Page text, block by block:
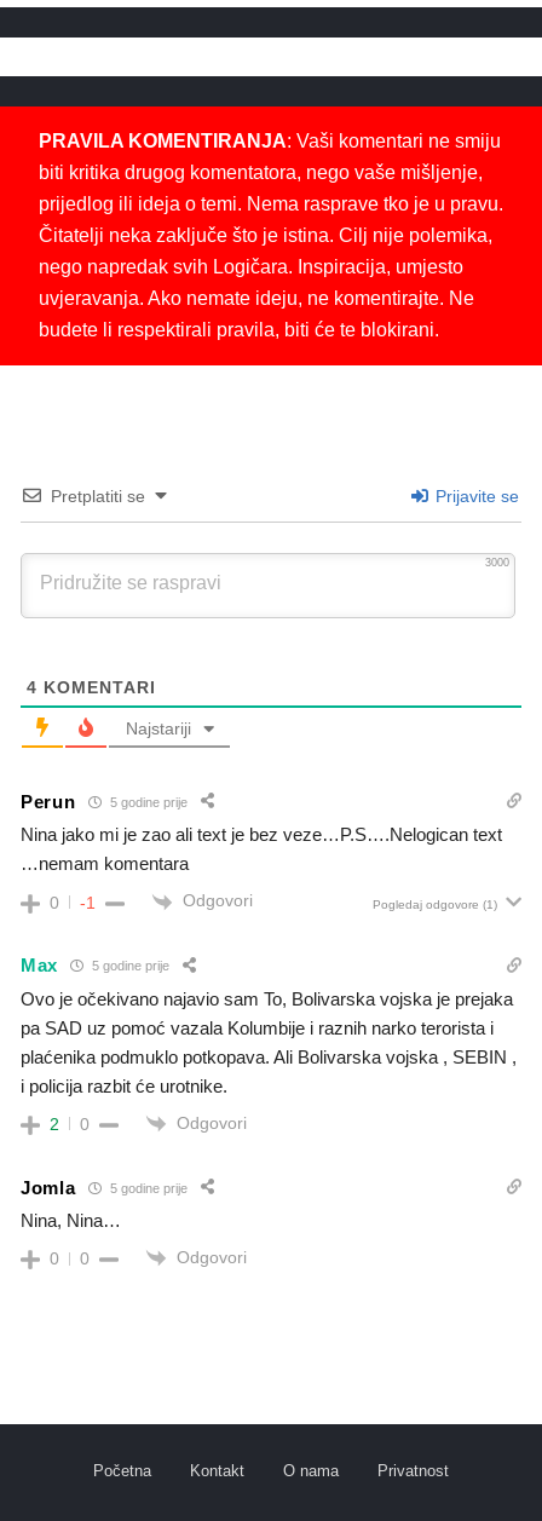
PRAVILA KOMENTIRANJA: Vaši komentari ne smiju
biti kritika drugog komentatora, nego vaše mišljenje,
prijedlog ili ideja o temi. Nema rasprave tko je u pravu.
Čitatelji neka zaključe što je istina. Cilj nije polemika,
nego napredak svih Logičara. Inspiracija, umjesto
uvjeravanja. Ako nemate ideju, ne komentirajte. Ne
budete li respektirali pravila, biti će te blokirani.
Pretplatiti se Prijavite se
3000
4 KOMENTARI
Najstariji
Perun 5 godine prije
Nina jako mi je zao ali text je bez veze…P.S….Nelogican text
…nemam komentara
0 -1 Odgovori Pogledaj odgovore (1)
Max 5 godine prije
Ovo je očekivano najavio sam To, Bolivarska vojska je prejaka
pa SAD uz pomoć vazala Kolumbije i raznih narko terorista i
plaćenika podmuklo potkopava. Ali Bolivarska vojska , SEBIN ,
i policija razbit će urotnike.
2 0 Odgovori
Jomla 5 godine prije
Nina, Nina…
0 0 Odgovori
Početna Kontakt O nama Privatnost